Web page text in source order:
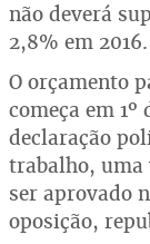
não deverá
2,8% em 2016.
O orçamento
começa em
declaração
trabalho, uma
ser aprovado
oposição,